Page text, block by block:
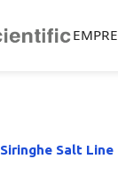
Siringhe Salt Line